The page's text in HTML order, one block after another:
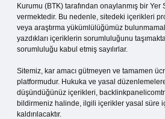
Kurumu (BTK) tarafından onaylanmış bir Yer
vermektedir. Bu nedenle, sitedeki içerikleri
veya araştırma yükümlülüğümüz
yazdıkları içeriklerin sorumluluğunu
sorumluluğu kabul etmiş sayılırlar.
Sitemiz, kar amacı gütmeyen ve tamamen
platformudur. Hukuka ve yasal
düşündüğünüz içerikleri,
bildirmeniz halinde, ilgili içerikler yasal süre
kaldırılacaktır.